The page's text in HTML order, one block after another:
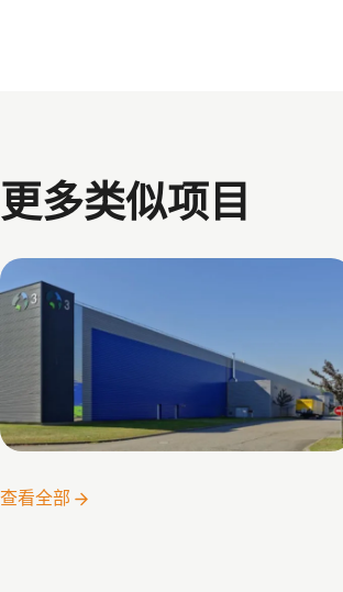
更多类似项目
Strasbourg DC3
查看全部